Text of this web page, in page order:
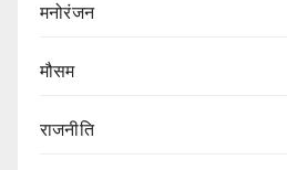
मनोरंजन
मौसम
राजनीति